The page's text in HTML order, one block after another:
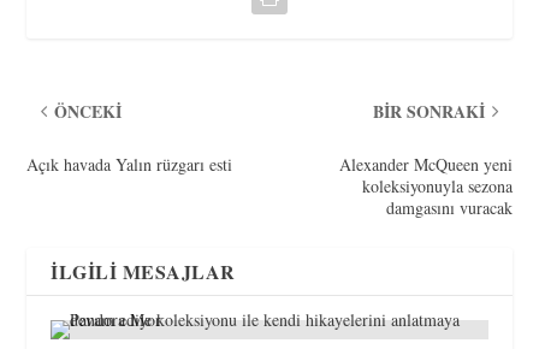
ÖNCEKI
Açık havada Yalın rüzgarı esti
BIR SONRAKI
Alexander McQueen yeni
koleksiyonuyla sezona
damgasını vuracak
İLGILI MESAJLAR